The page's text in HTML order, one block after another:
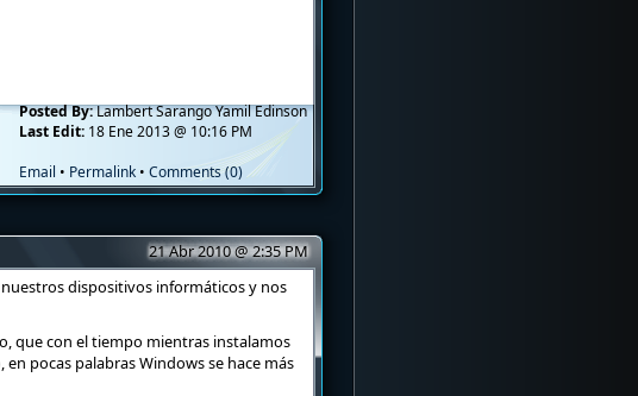
Posted By:Lambert Sarango Yamil Edinson
Last Edit: 18 Ene 2013 @ 10:16 PM
Email • Permalink •Comments (0)
21 Abr 2010 @ 2:35 PM
dispositivos informáticos y nos
que con el tiempo mientras instalamos
pocas palabras Windows se hace más